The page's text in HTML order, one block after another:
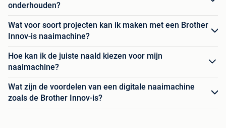
onderhouden?
Wat voor soort projecten kan ik maken met een Brother
Innov-is naaimachine?
Hoe kan ik de juiste naald kiezen voor mijn
naaimachine?
Wat zijn de voordelen van een digitale naaimachine
zoals de Brother Innov-is?